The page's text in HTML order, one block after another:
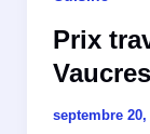
Prix
septembre 20,